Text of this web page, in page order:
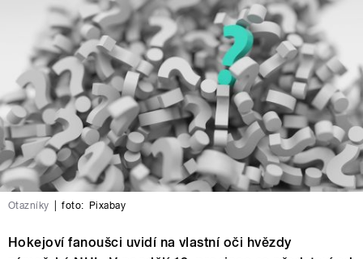
Otazníky foto: Pixabay
Hokejoví fanoušci uvidí na vlastní oči hvězdy